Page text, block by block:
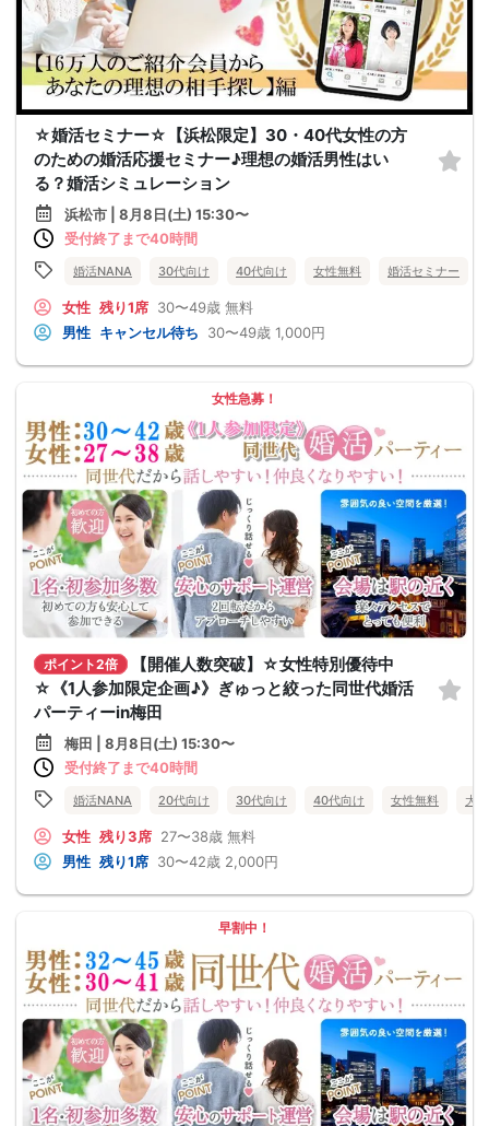
☆婚活セミナー☆【浜松限定】30・40代女性の方
のための婚活応援セミナー♪理想の婚活男性はい
る？婚活シミュレーション
浜松市 | 8月8日(土) 15:30〜
受付終了まで40時間
婚活NANA 30代向け 40代向け 女性無料 婚活セミナー
女性 残り1席 30〜49歳 無料
男性 キャンセル待ち 30〜49歳 1,000円
女性急募！
ポイント2倍
【開催人数突破】☆女性特別優待中
☆《1人参加限定企画♪》ぎゅっと絞った同世代婚活
パーティーin梅田
梅田 | 8月8日(土) 15:30〜
受付終了まで40時間
婚活NANA 20代向け 30代向け 40代向け 女性無料 大
女性 残り3席 27〜38歳 無料
男性 残り1席 30〜42歳 2,000円
早割中！